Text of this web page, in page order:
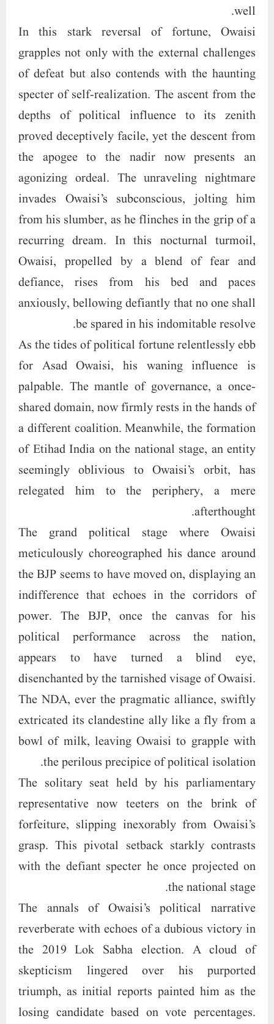
well.
In this stark reversal of fortune, Owaisi
grapples not only with the external challenges
of defeat but also contends with the haunting
specter of self-realization. The ascent from the
depths of political influence to its zenith
proved deceptively facile, yet the descent from
the apogee to the nadir now presents an
agonizing ordeal. The unraveling nightmare
invades Owaisi’s subconscious, jolting him
from his slumber, as he flinches in the grip of a
recurring dream. In this nocturnal turmoil,
Owaisi, propelled by a blend of fear and
defiance, rises from his bed and paces
anxiously, bellowing defiantly that no one shall
be spared in his indomitable resolve.
As the tides of political fortune relentlessly ebb
for Asad Owaisi, his waning influence is
palpable. The mantle of governance, a once-
shared domain, now firmly rests in the hands of
a different coalition. Meanwhile, the formation
of Etihad India on the national stage, an entity
seemingly oblivious to Owaisi’s orbit, has
relegated him to the periphery, a mere
afterthought.
The grand political stage where Owaisi
meticulously choreographed his dance around
the BJP seems to have moved on, displaying an
indifference that echoes in the corridors of
power. The BJP, once the canvas for his
political performance across the nation,
appears to have turned a blind eye,
disenchanted by the tarnished visage of Owaisi.
The NDA, ever the pragmatic alliance, swiftly
extricated its clandestine ally like a fly from a
bowl of milk, leaving Owaisi to grapple with
the perilous precipice of political isolation.
The solitary seat held by his parliamentary
representative now teeters on the brink of
forfeiture, slipping inexorably from Owaisi’s
grasp. This pivotal setback starkly contrasts
with the defiant specter he once projected on
the national stage.
The annals of Owaisi’s political narrative
reverberate with echoes of a dubious victory in
the 2019 Lok Sabha election. A cloud of
skepticism lingered over his purported
triumph, as initial reports painted him as the
losing candidate based on vote percentages.